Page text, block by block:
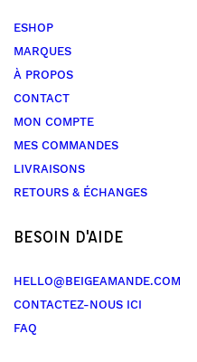
ESHOP
MARQUES
À PROPOS
CONTACT
MON COMPTE
MES COMMANDES
LIVRAISONS
RETOURS & ÉCHANGES
BESOIN D'AIDE
HELLO@BEIGEAMANDE.COM
CONTACTEZ-NOUS ICI
FAQ